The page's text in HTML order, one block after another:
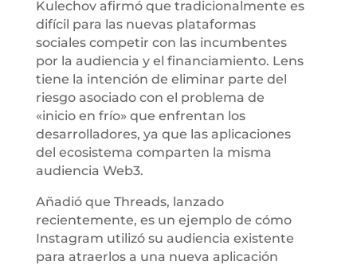
Kulechov afirmó que tradicionalmente es
difícil para las nuevas plataformas
sociales competir con las incumbentes
por la audiencia y el financiamiento. Lens
tiene la intención de eliminar parte del
riesgo asociado con el problema de
«inicio en frío» que enfrentan los
desarrolladores, ya que las aplicaciones
del ecosistema comparten la misma
audiencia Web3.
Añadió que Threads, lanzado
recientemente, es un ejemplo de cómo
Instagram utilizó su audiencia existente
para atraerlos a una nueva aplicación